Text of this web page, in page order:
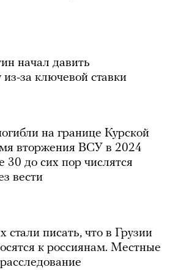
начал давить
за ключевой ставки
на границе Курской
вторжения ВСУ в 2024
30 до сих пор числятся
вести
стали писать, что в Грузии
к россиянам. Местные